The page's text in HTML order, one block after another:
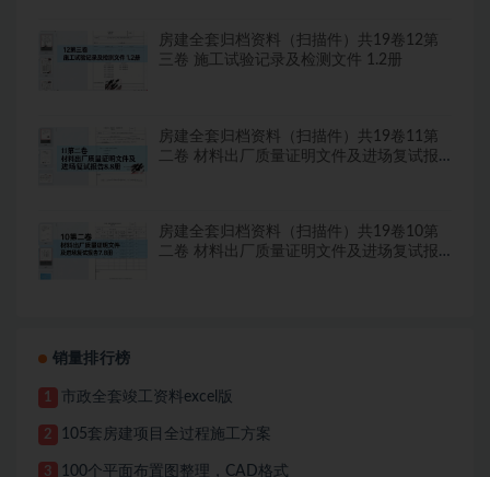
房建全套归档资料（扫描件）共19卷12第
三卷 施工试验记录及检测文件 1.2册
房建全套归档资料（扫描件）共19卷11第
二卷 材料出厂质量证明文件及进场复试报
房建全套归档资料（扫描件）共19卷10第
二卷 材料出厂质量证明文件及进场复试报
销量排行榜
1 市政全套竣工资料excel版
2 105套房建项目全过程施工方案
3 100个平面布置图整理，CAD格式